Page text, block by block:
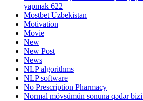
yapmak 622
Mostbet Uzbekistan
Motivation
Movie
New
New Post
News
NLP algorithms
NLP software
No Prescription Pharmacy
Normal mövsümün sonuna qədər